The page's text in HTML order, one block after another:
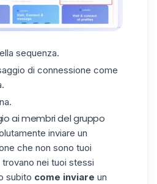
sequenza.
di connessione come
ai membri del gruppo
inviare un
che non sono tuoi
nei tuoi stessi
subito come inviare un